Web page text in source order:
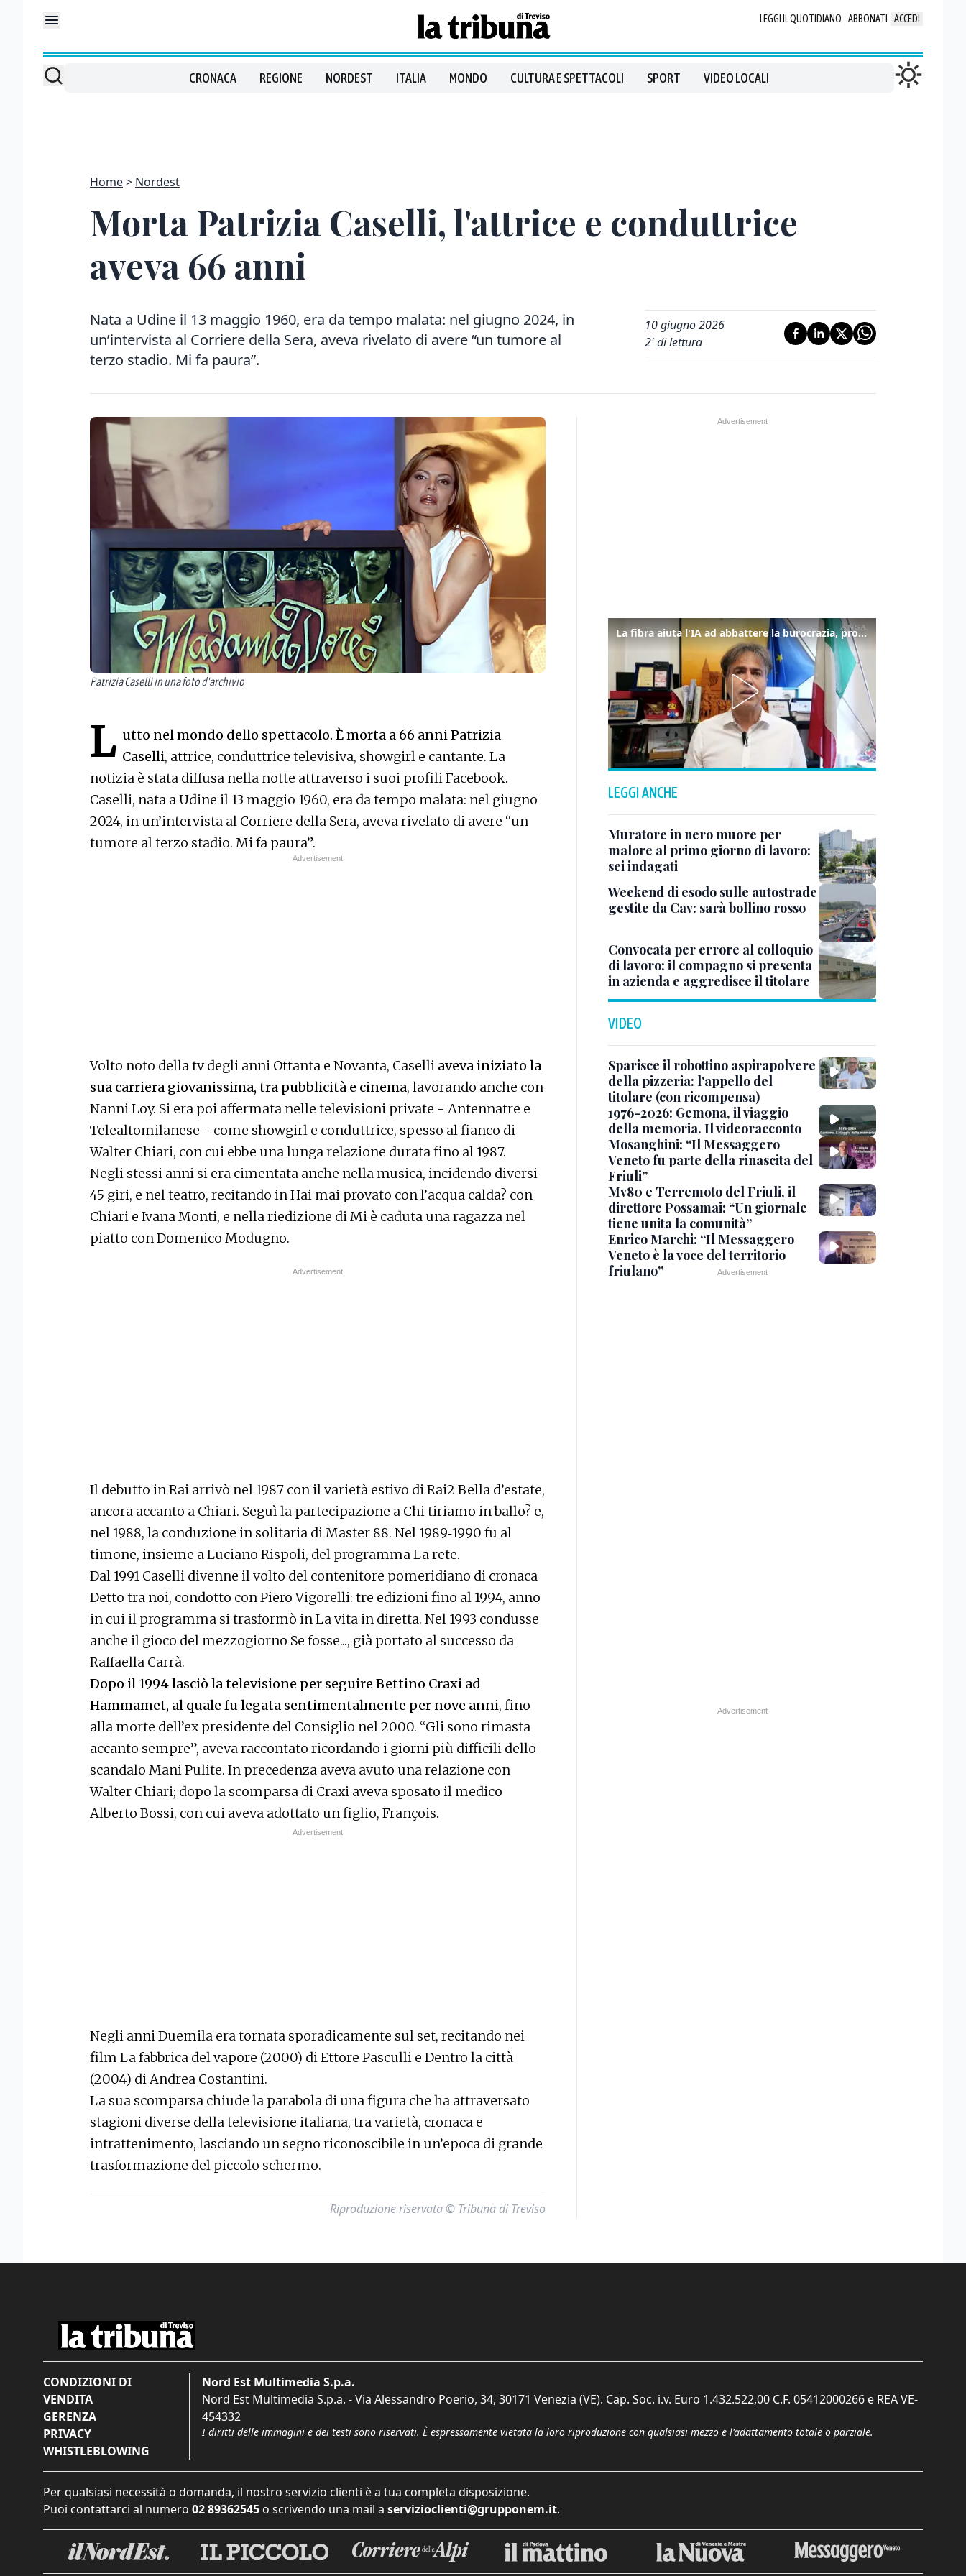
LEGGI IL QUOTIDIANO ABBONATI ACCEDI
CRONACA REGIONE NORDEST ITALIA MONDO CULTURA E SPETTACOLI SPORT VIDEO LOCALI
Home Nordest
Morta Patrizia Caselli, l'attrice e conduttrice
aveva 66 anni
Nata a Udine il 13 maggio 1960, era da tempo malata: nel giugno 2024, in
un’intervista al Corriere della Sera, aveva rivelato di avere “un tumore al
terzo stadio. Mi fa paura”.
10 giugno 2026
2' di lettura
Patrizia Caselli in una foto d'archivio
L utto nel mondo dello spettacolo. È morta a 66 anni Patrizia
Caselli, attrice, conduttrice televisiva, showgirl e cantante. La
notizia è stata diffusa nella notte attraverso i suoi profili Facebook.
Caselli, nata a Udine il 13 maggio 1960, era da tempo malata: nel giugno
2024, in un’intervista al Corriere della Sera, aveva rivelato di avere “un
tumore al terzo stadio. Mi fa paura”.
Volto noto della tv degli anni Ottanta e Novanta, Caselli aveva iniziato la
sua carriera giovanissima, tra pubblicità e cinema, lavorando anche con
Nanni Loy. Si era poi affermata nelle televisioni private - Antennatre e
Telealtomilanese - come showgirl e conduttrice, spesso al fianco di
Walter Chiari, con cui ebbe una lunga relazione durata fino al 1987.
Negli stessi anni si era cimentata anche nella musica, incidendo diversi
45 giri, e nel teatro, recitando in Hai mai provato con l’acqua calda? con
Chiari e Ivana Monti, e nella riedizione di Mi è caduta una ragazza nel
piatto con Domenico Modugno.
Il debutto in Rai arrivò nel 1987 con il varietà estivo di Rai2 Bella d’estate,
ancora accanto a Chiari. Seguì la partecipazione a Chi tiriamo in ballo? e,
nel 1988, la conduzione in solitaria di Master 88. Nel 1989‑1990 fu al
timone, insieme a Luciano Rispoli, del programma La rete.
Dal 1991 Caselli divenne il volto del contenitore pomeridiano di cronaca
Detto tra noi, condotto con Piero Vigorelli: tre edizioni fino al 1994, anno
in cui il programma si trasformò in La vita in diretta. Nel 1993 condusse
anche il gioco del mezzogiorno Se fosse..., già portato al successo da
Raffaella Carrà.
Dopo il 1994 lasciò la televisione per seguire Bettino Craxi ad
Hammamet, al quale fu legata sentimentalmente per nove anni, fino
alla morte dell’ex presidente del Consiglio nel 2000. “Gli sono rimasta
accanto sempre”, aveva raccontato ricordando i giorni più difficili dello
scandalo Mani Pulite. In precedenza aveva avuto una relazione con
Walter Chiari; dopo la scomparsa di Craxi aveva sposato il medico
Alberto Bossi, con cui aveva adottato un figlio, François.
Negli anni Duemila era tornata sporadicamente sul set, recitando nei
film La fabbrica del vapore (2000) di Ettore Pasculli e Dentro la città
(2004) di Andrea Costantini.
La sua scomparsa chiude la parabola di una figura che ha attraversato
stagioni diverse della televisione italiana, tra varietà, cronaca e
intrattenimento, lasciando un segno riconoscibile in un’epoca di grande
trasformazione del piccolo schermo.
Riproduzione riservata © Tribuna di Treviso
La fibra aiuta l'IA ad abbattere la burocrazia, progetto pilota in Veneto
LEGGI ANCHE
Muratore in nero muore per
malore al primo giorno di lavoro:
sei indagati
Weekend di esodo sulle autostrade
gestite da Cav: sarà bollino rosso
Convocata per errore al colloquio
di lavoro: il compagno si presenta
in azienda e aggredisce il titolare
VIDEO
Sparisce il robottino aspirapolvere
della pizzeria: l'appello del
titolare (con ricompensa)
1976-2026: Gemona, il viaggio
della memoria. Il videoracconto
Mosanghini: “Il Messaggero
Veneto fu parte della rinascita del
Friuli”
Mv80 e Terremoto del Friuli, il
direttore Possamai: “Un giornale
tiene unita la comunità”
Enrico Marchi: “Il Messaggero
Veneto è la voce del territorio
friulano”
CONDIZIONI DI
VENDITA
GERENZA
PRIVACY
WHISTLEBLOWING
Nord Est Multimedia S.p.a.
Nord Est Multimedia S.p.a. - Via Alessandro Poerio, 34, 30171 Venezia (VE). Cap. Soc. i.v. Euro 1.432.522,00 C.F. 05412000266 e REA VE-
454332
I diritti delle immagini e dei testi sono riservati. È espressamente vietata la loro riproduzione con qualsiasi mezzo e l'adattamento totale o parziale.
Per qualsiasi necessità o domanda, il nostro servizio clienti è a tua completa disposizione.
Puoi contattarci al numero 02 89362545 o scrivendo una mail a servizioclienti@grupponem.it.